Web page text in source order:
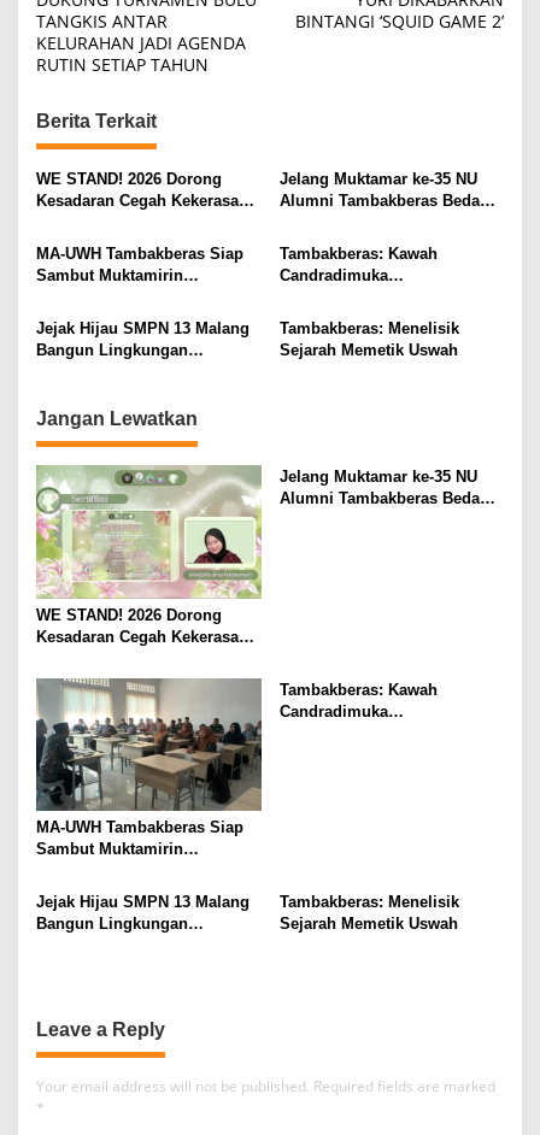
s
t
a
v
i
a
i
o
n
TANGKIS ANTAR
KELURAHAN JADI AGENDA
RUTIN SETIAP TAHUN
BINTANGI ‘SQUID GAME 2’
Berita Terkait
WE STAND! 2026 Dorong
Kesadaran Cegah Kekerasan
Jelang Muktamar ke-35 NU
Alumni Tambakberas Bedah
MA-UWH Tambakberas Siap
Sambut Muktamirin
Tambakberas: Kawah
Candradimuka
Ulama
Jejak Hijau SMPN 13 Malang
Bangun Lingkungan
Tambakberas: Menelisik
Sejarah Memetik Uswah
Jangan Lewatkan
WE STAND! 2026 Dorong
Kesadaran Cegah Kekerasan
Jelang Muktamar ke-35 NU
Alumni Tambakberas Bedah
MA-UWH Tambakberas Siap
Sambut Muktamirin
Tambakberas: Kawah
Candradimuka
Jejak Hijau SMPN 13 Malang
Bangun Lingkungan
Tambakberas: Menelisik
Sejarah Memetik Uswah
Leave a Reply
Your email address will not be published. Required fields are marked
*